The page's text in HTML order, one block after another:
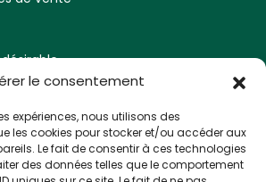
le consentement
expériences, nous utilisons des
les cookies pour stocker et/ou accéder aux
Le fait de consentir à ces technologies
des données telles que le comportement
31170 Tournefeuille